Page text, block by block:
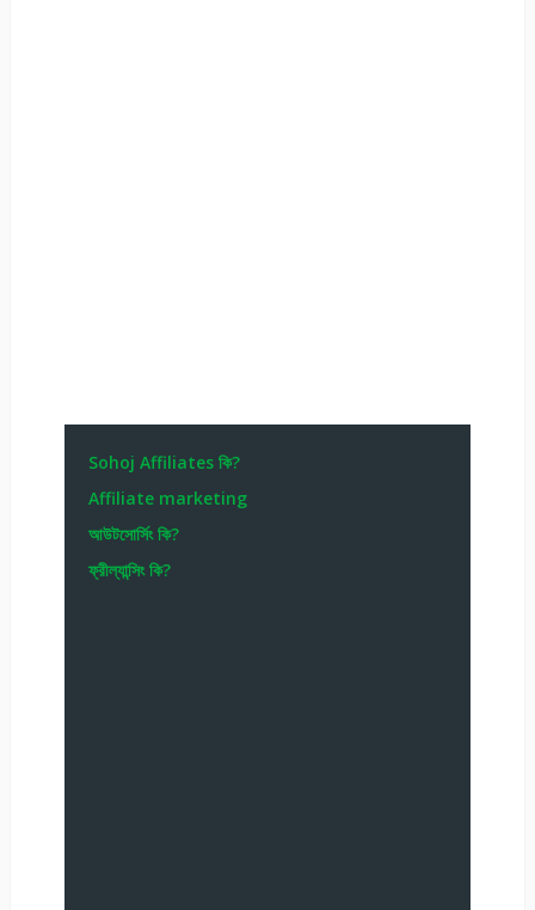
Sohoj Affiliates কি?
Affiliate marketing
আউটসোর্সিং কি?
ফ্রীল্যান্সিং কি?